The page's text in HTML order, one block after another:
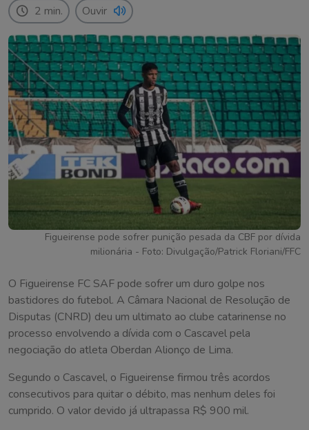
2 min. Ouvir
Figueirense pode sofrer punição pesada da CBF por dívida
milionária - Foto: Divulgação/Patrick Floriani/FFC
O Figueirense FC SAF pode sofrer um duro golpe nos
bastidores do futebol. A Câmara Nacional de Resolução de
Disputas (CNRD) deu um ultimato ao clube catarinense no
processo envolvendo a dívida com o Cascavel pela
negociação do atleta Oberdan Alionço de Lima.
Segundo o Cascavel, o Figueirense firmou três acordos
consecutivos para quitar o débito, mas nenhum deles foi
cumprido. O valor devido já ultrapassa R$ 900 mil.